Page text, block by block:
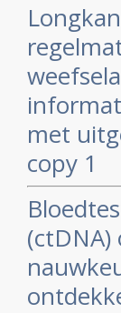
met
copy 1